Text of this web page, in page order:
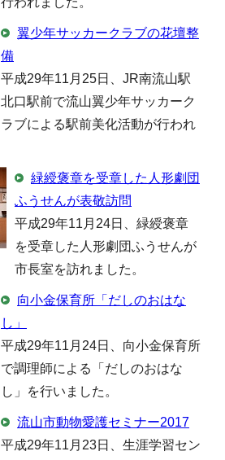
翼少年サッカークラブの花壇整
備
平成29年11月25日、JR南流山駅
北口駅前で流山翼少年サッカーク
ラブによる駅前美化活動が行われ
緑綬褒章を受章した人形劇団
ふうせんが表敬訪問
平成29年11月24日、緑綬褒章
を受章した人形劇団ふうせんが
市長室を訪れました。
向小金保育所「だしのおはな
し」
平成29年11月24日、向小金保育所
で調理師による「だしのおはな
し」を行いました。
流山市動物愛護セミナー2017
平成29年11月23日、生涯学習セン